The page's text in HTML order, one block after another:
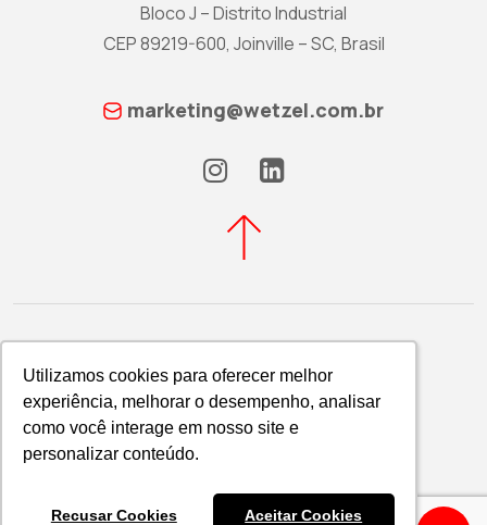
Utilizamos cookies para oferecer melhor
experiência, melhorar o desempenho, analisar
como você interage em nosso site e
personalizar conteúdo.
Recusar Cookies Aceitar Cookies
Utilizamos cookies para oferecer melhor
experiência, melhorar o desempenho, analisar
como você interage em nosso site e
personalizar conteúdo.
Recusar Cookies Aceitar Cookies
Bloco J – Distrito Industrial
CEP 89219-600, Joinville – SC, Brasil
marketing@wetzel.com.br
Política de Privacidade
WETZEL S/A © 2026